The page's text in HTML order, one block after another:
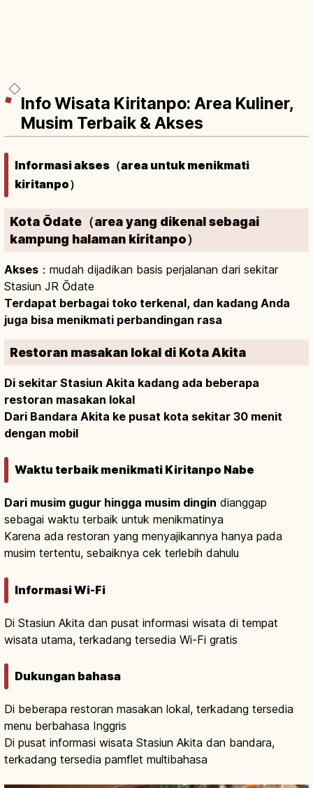
Info Wisata Kiritanpo: Area Kuliner,
Musim Terbaik & Akses
Informasi akses（area untuk menikmati
kiritanpo）
Kota Ōdate（area yang dikenal sebagai
kampung halaman kiritanpo）
Akses ：mudah dijadikan basis perjalanan dari sekitar
Stasiun JR Ōdate
Terdapat berbagai toko terkenal, dan kadang Anda
juga bisa menikmati perbandingan rasa
Restoran masakan lokal di Kota Akita
Di sekitar Stasiun Akita kadang ada beberapa
restoran masakan lokal
Dari Bandara Akita ke pusat kota sekitar 30 menit
dengan mobil
Waktu terbaik menikmati Kiritanpo Nabe
Dari musim gugur hingga musim dingin dianggap
sebagai waktu terbaik untuk menikmatinya
Karena ada restoran yang menyajikannya hanya pada
musim tertentu, sebaiknya cek terlebih dahulu
Informasi Wi-Fi
Di Stasiun Akita dan pusat informasi wisata di tempat
wisata utama, terkadang tersedia Wi-Fi gratis
Dukungan bahasa
Di beberapa restoran masakan lokal, terkadang tersedia
menu berbahasa Inggris
Di pusat informasi wisata Stasiun Akita dan bandara,
terkadang tersedia pamflet multibahasa